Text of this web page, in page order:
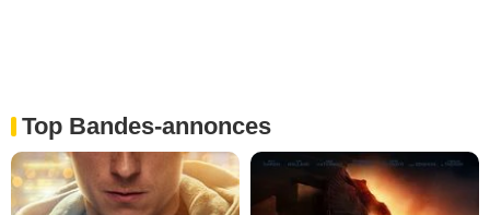
Top Bandes-annonces